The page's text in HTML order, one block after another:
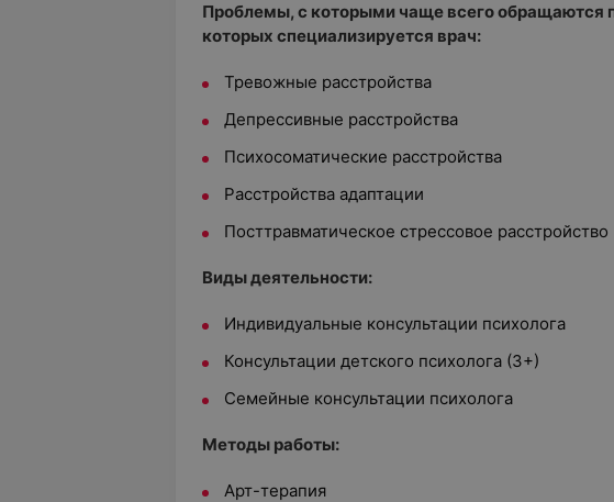
Проблемы, с которыми чаще всего обращаются
которых специализируется врач:
Тревожные расстройства
Депрессивные расстройства
Психосоматические расстройства
Расстройства адаптации
Посттравматическое стрессовое расстройство
Виды деятельности:
Индивидуальные консультации психолога
Консультации детского психолога (3+)
Семейные консультации психолога
Методы работы:
Арт-терапия